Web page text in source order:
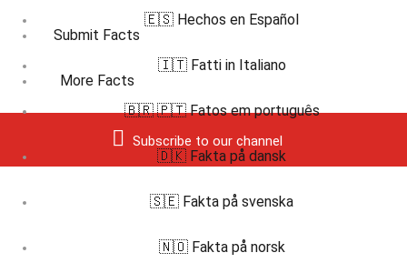
Submit Facts
More Facts
Subscribe to our channel
🇪🇸 Hechos en Español
🇮🇹 Fatti in Italiano
🇧🇷 🇵🇹 Fatos em português
🇩🇰 Fakta på dansk
🇸🇪 Fakta på svenska
🇳🇴 Fakta på norsk